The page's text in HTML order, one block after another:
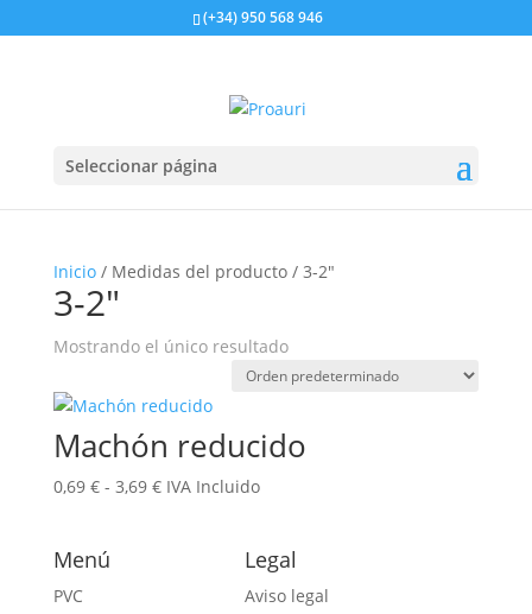
(+34) 950 568 946
Seleccionar página
Inicio/ Medidas del producto / 3-2"
3-2"
Mostrando el único resultado
Machón reducido
0,69 € - 3,69 €Rango
IVA Incluido
Menú
PVC
Legal
Aviso legal